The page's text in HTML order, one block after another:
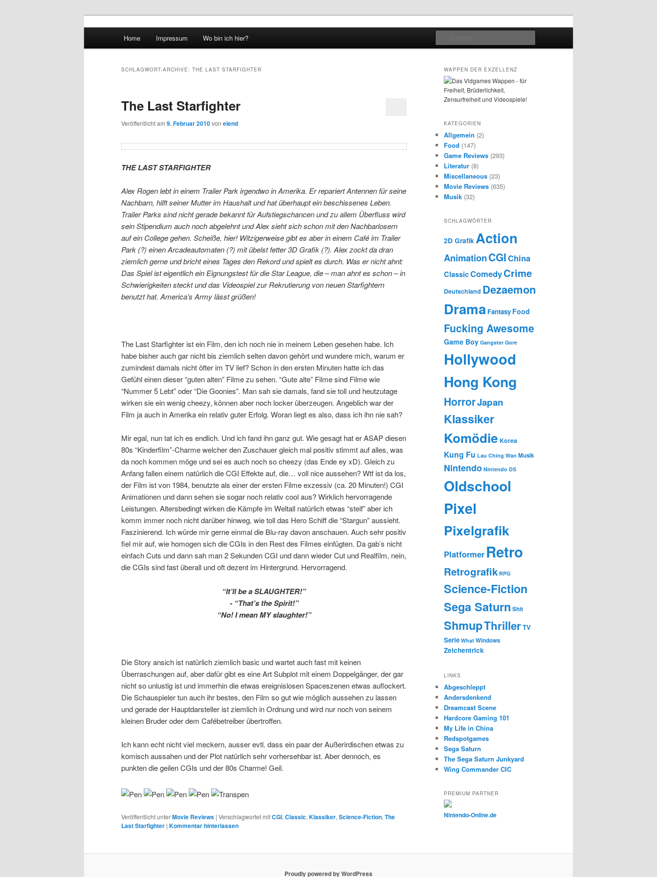
vidgames.de
Zum Inhalt wechseln
Zum sekundären Inhalt wechseln
Home Impressum Wo bin ich hier?
SCHLAGWORT-ARCHIVE: THE LAST STARFIGHTER
The Last Starfighter
Veröffentlicht am 9. Februar 2010von elend
THE LAST STARFIGHTER
Alex Rogen lebt in einem Trailer Park irgendwo in Amerika. Er repariert Antennen für seine
Nachbarn, hilft seiner Mutter im Haushalt und hat überhaupt ein beschissenes Leben.
Trailer Parks sind nicht gerade bekannt für Aufstiegschancen und zu allem Überfluss wird
sein Stipendium auch noch abgelehnt und Alex sieht sich schon mit den Nachbarlosern
auf ein College gehen. Scheiße, hier! Witzigerweise gibt es aber in einem Café im Trailer
Park (?) einen Arcadeautomaten (?) mit übelst fetter 3D Grafik (?). Alex zockt da dran
ziemlich gerne und bricht eines Tages den Rekord und spielt es durch. Was er nicht ahnt:
Das Spiel ist eigentlich ein Eignungstest für die Star League, die – man ahnt es schon – in
Schwierigkeiten steckt und das Videospiel zur Rekrutierung von neuen Starfightern
benutzt hat. America’s Army lässt grüßen!
The Last Starfighter ist ein Film, den ich noch nie in meinem Leben gesehen habe. Ich
habe bisher auch gar nicht bis ziemlich selten davon gehört und wundere mich, warum er
zumindest damals nicht öfter im TV lief? Schon in den ersten Minuten hatte ich das
Gefühl einen dieser “guten alten” Filme zu sehen. “Gute alte” Filme sind Filme wie
“Nummer 5 Lebt” oder “Die Goonies”. Man sah sie damals, fand sie toll und heutzutage
wirken sie ein wenig cheezy, können aber noch locker überzeugen. Angeblich war der
Film ja auch in Amerika ein relativ guter Erfolg. Woran liegt es also, dass ich ihn nie sah?
Mir egal, nun tat ich es endlich. Und ich fand ihn ganz gut. Wie gesagt hat er ASAP diesen
80s “Kinderfilm”-Charme welcher den Zuschauer gleich mal positiv stimmt auf alles, was
da noch kommen möge und sei es auch noch so cheezy (das Ende ey xD). Gleich zu
Anfang fallen einem natürlich die CGI Effekte auf, die… voll nice aussehen? Wtf ist da los,
der Film ist von 1984, benutzte als einer der ersten Filme exzessiv (ca. 20 Minuten!) CGI
Animationen und dann sehen sie sogar noch relativ cool aus? Wirklich hervorragende
Leistungen. Altersbedingt wirken die Kämpfe im Weltall natürlich etwas “steif” aber ich
komm immer noch nicht darüber hinweg, wie toll das Hero Schiff die “Stargun” aussieht.
Faszinierend. Ich würde mir gerne einmal die Blu-ray davon anschauen. Auch sehr positiv
fiel mir auf, wie homogen sich die CGIs in den Rest des Filmes einfügten. Da gab’s nicht
einfach Cuts und dann sah man 2 Sekunden CGI und dann wieder Cut und Realfilm, nein,
die CGIs sind fast überall und oft dezent im Hintergrund. Hervorragend.
“It’ll be a SLAUGHTER!”
- “That’s the Spirit!”
“No! I mean MY slaughter!”
Die Story ansich ist natürlich ziemlich basic und wartet auch fast mit keinen
Überraschungen auf, aber dafür gibt es eine Art Subplot mit einem Doppelgänger, der gar
nicht so unlustig ist und immerhin die etwas ereignislosen Spaceszenen etwas auflockert.
Die Schauspieler tun auch ihr bestes, den Film so gut wie möglich aussehen zu lassen
und gerade der Hauptdarsteller ist ziemlich in Ordnung und wird nur noch von seinem
kleinen Bruder oder dem Cafébetreiber übertroffen.
Ich kann echt nicht viel meckern, ausser evtl. dass ein paar der Außerirdischen etwas zu
komisch aussahen und der Plot natürlich sehr vorhersehbar ist. Aber dennoch, es
punkten die geilen CGIs und der 80s Charme! Geil.
Veröffentlicht unterMovie Reviews | Verschlagwortet mitCGI, Classic, Klassiker, Science-Fiction, The
Last Starfighter | Kommentar hinterlassen
WAPPEN DER EXZELLENZ
KATEGORIEN
Allgemein (2)
Food (147)
Game Reviews (293)
Literatur (8)
Miscellaneous (23)
Movie Reviews (635)
Musik (32)
SCHLAGWÖRTER
2D GrafikAction
AnimationCGIChina
ClassicComedyCrime
Deutschland Dezaemon
Drama Fantasy Food
Fucking Awesome
Game Boy Gangster Gore
Hollywood
Hong Kong
HorrorJapan
Klassiker
Komödie Korea
Kung Fu Lau Ching Wan Musik
Nintendo Nintendo DS
Oldschool
Pixel
Pixelgrafik
Platformer Retro
Retrografik RPG
Science-Fiction
Sega Saturn Shit
ShmupThrillerTV
Serie What Windows
Zeichentrick
LINKS
Abgeschleppt
Andersdenkend
Dreamcast Scene
Hardcore Gaming 101
My Life in China
Redspotgames
Sega Saturn
The Sega Saturn Junkyard
Wing Commander CIC
PREMIUM PARTNER
Nintendo-Online.de
Proudly powered by WordPress